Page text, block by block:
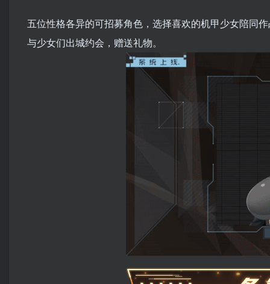
五位性格各异的可招募角色，选择喜欢的机甲少女陪同
与少女们出城约会，赠送礼物。